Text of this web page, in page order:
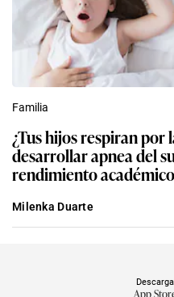
Familia
¿Tus hijos respiran por
desarrollar apnea del
rendimiento académico
Milenka Duarte
App